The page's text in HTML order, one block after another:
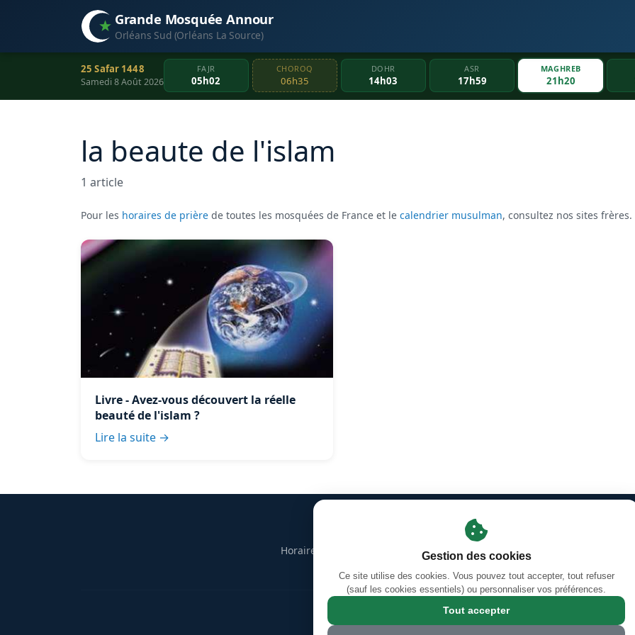
Grande Mosquée Annour
Orléans Sud (Orléans La Source)
25 Safar 1448
Samedi 8 Août 2026
FAJR
05h02
CHOROQ
06h35
DOHR
14h03
ASR
17h59
MAGHREB
21h20
la beaute de l'islam
1 article
Pour les horaires de prière de toutes les mosquées de France et le calendrier musulman, consultez nos sites frères.
Livre - Avez-vous découvert la réelle
beauté de l'islam ?
Lire la suite →
Gestion des cookies
Horaires des prières d'Orléans-La-Source
Coran en ligne — Sourates
4 Rue Jules Ferry, 45100 Orléans, France
© 2026 Grande Mosquée Annour d'Orléans Sud - mosquee-orleans-sud.com
Gestion des cookies
Ce site utilise des cookies. Vous pouvez tout accepter, tout refuser
(sauf les cookies essentiels) ou personnaliser vos préférences.
Tout accepter